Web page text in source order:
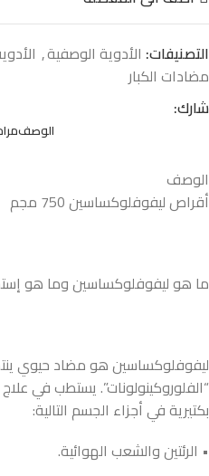
التصنيفات: الأدوية الوصفية,
مضادات الكبار
شارك:
الوصف
الوصف
أقراص ليفوفلوكساسين 750 مجم
ما هو ليفوفلوكساسين وما هو
ليفوفلوكساسين هو مضاد حيوي
“الفلوروكينولونات”. يستطب في
بكتيرية في أجزاء الجسم التالية:
• الرئتين والشعب الهوائية.